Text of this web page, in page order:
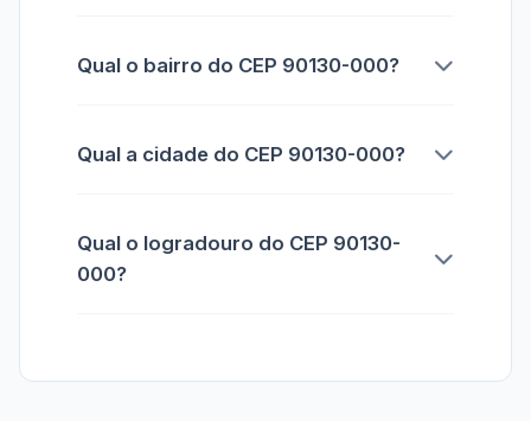
Qual o bairro do CEP 90130-000?
Qual a cidade do CEP 90130-000?
Qual o logradouro do CEP 90130-
000?